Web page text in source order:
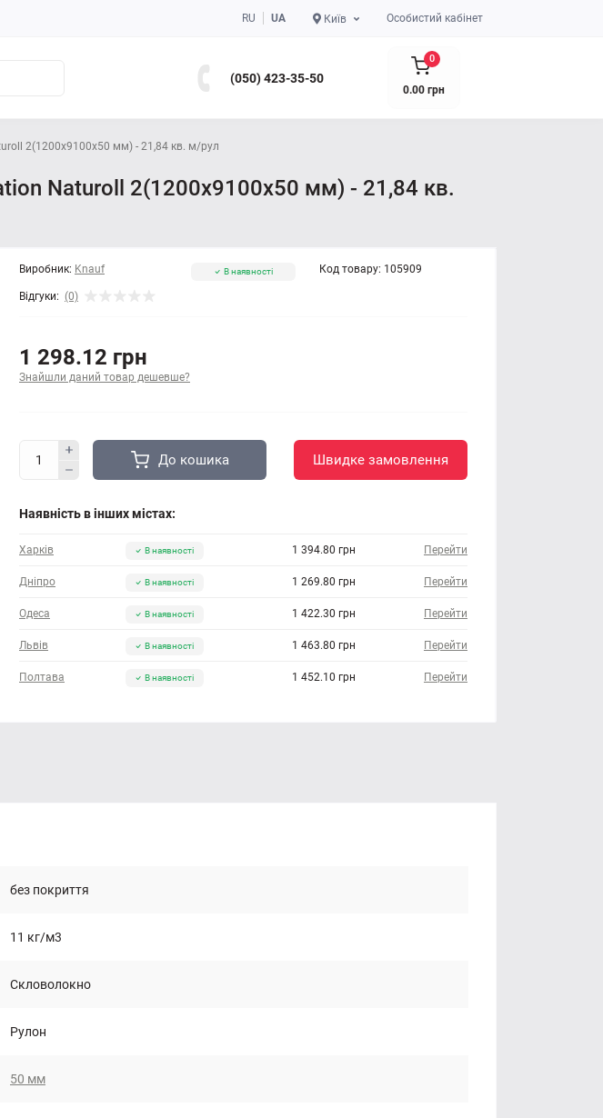
RU UA Київ Особистий кабінет
(050) 423-35-50
0
0.00 грн
2(1200x9100x50 мм) - 21,84 кв. м/рул
Naturoll 2(1200x9100x50 мм) - 21,84 кв.
Виробник: Knauf Код товару: 105909
Відгуки: (0)
В наявності
1 298.12 грн
Знайшли даний товар дешевше?
До кошика Швидке замовлення
Наявність в інших містах:
Харків В наявності 1 394.80 грн Перейти
Дніпро В наявності 1 269.80 грн Перейти
Одеса В наявності 1 422.30 грн Перейти
Львів В наявності 1 463.80 грн Перейти
Полтава В наявності 1 452.10 грн Перейти
без покриття
11 кг/м3
Скловолокно
Рулон
50 мм